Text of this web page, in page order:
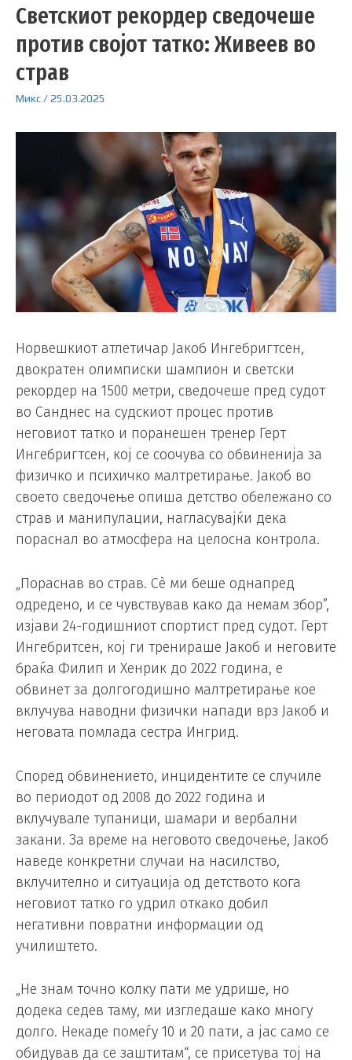
Светскиот рекордер сведочеше
против својот татко: Живеев во
страв
Микс/25.03.2025
Норвешкиот атлетичар Јакоб Ингебригтсен,
двократен олимписки шампион и светски
рекордер на 1500 метри, сведочеше пред судот
во Санднес на судскиот процес против
неговиот татко и поранешен тренер Герт
Ингебригтсен, кој се соочува со обвиненија за
физичко и психичко малтретирање. Јакоб во
своето сведочење опиша детство обележано со
страв и манипулации, нагласувајќи дека
пораснал во атмосфера на целосна контрола.
„Пораснав во страв. Сè ми беше однапред
одредено, и се чувствував како да немам збор”,
изјави 24-годишниот спортист пред судот. Герт
Ингебритсен, кој ги тренираше Јакоб и неговите
браќа Филип и Хенрик до 2022 година, е
обвинет за долгогодишно малтретирање кое
вклучува наводни физички напади врз Јакоб и
неговата помлада сестра Ингрид.
Според обвинението, инцидентите се случиле
во периодот од 2008 до 2022 година и
вклучувале тупаници, шамари и вербални
закани. За време на неговото сведочење, Јакоб
наведе конкретни случаи на насилство,
вклучително и ситуација од детството кога
неговиот татко го удрил откако добил
негативни повратни информации од
училиштето.
„Не знам точно колку пати ме удрише, но
додека седев таму, ми изгледаше како многу
долго. Некаде помеѓу 10 и 20 пати, а јас само се
обидував да се заштитам“, се присетува тој на